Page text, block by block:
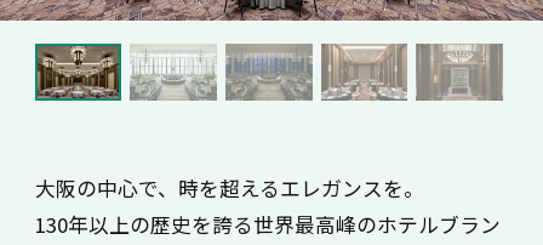
大阪の中心で、時を超えるエレガンスを。
130年以上の歴史を誇る世界最高峰のホテルブラン